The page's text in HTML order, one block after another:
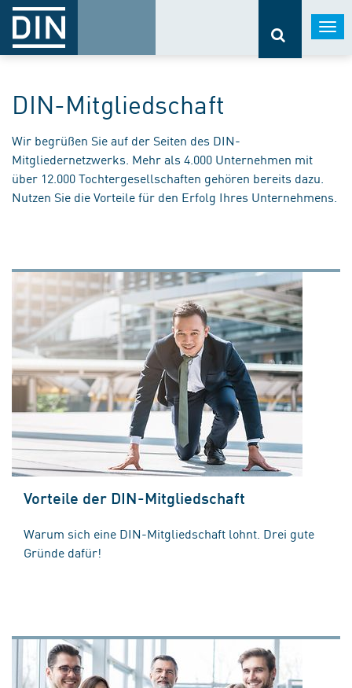
DIN-Mitgliedschaft
Wir begrüßen Sie auf der Seiten des DIN-
Mitgliedernetzwerks. Mehr als 4.000 Unternehmen mit
über 12.000 Tochtergesellschaften gehören bereits dazu.
Nutzen Sie die Vorteile für den Erfolg Ihres Unternehmens.
Vorteile der DIN-Mitgliedschaft
Warum sich eine DIN-Mitgliedschaft lohnt. Drei gute
Gründe dafür!